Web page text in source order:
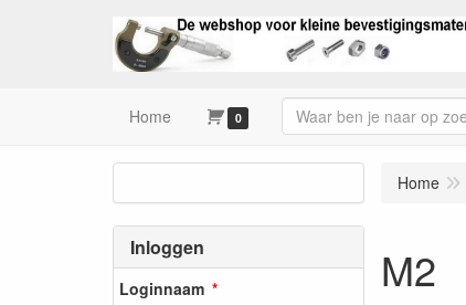
Home 0
Inloggen
Loginnaam
Home
M2